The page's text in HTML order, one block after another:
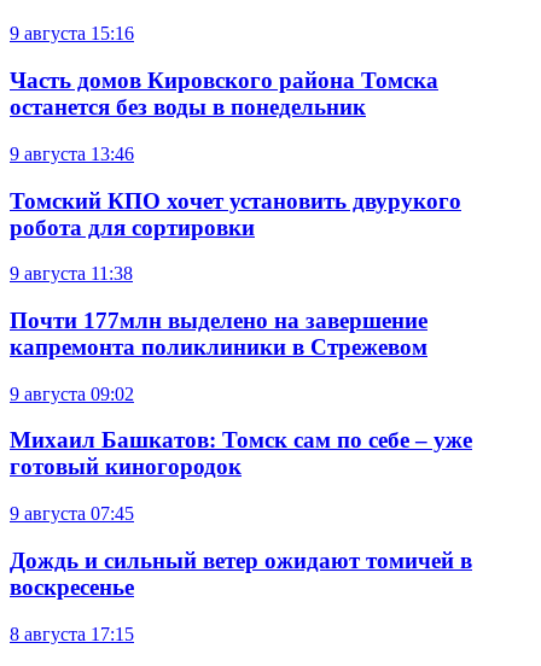
9 августа 15:16
Часть домов Кировского района Томска
останется без воды в понедельник
9 августа 13:46
Томский КПО хочет установить двурукого
робота для сортировки
9 августа 11:38
Почти 177млн выделено на завершение
капремонта поликлиники в Стрежевом
9 августа 09:02
Михаил Башкатов: Томск сам по себе – уже
готовый киногородок
9 августа 07:45
Дождь и сильный ветер ожидают томичей в
воскресенье
8 августа 17:15